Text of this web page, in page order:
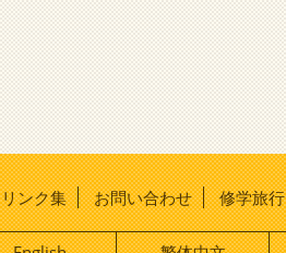
リンク集 お問い合わせ 修学旅行